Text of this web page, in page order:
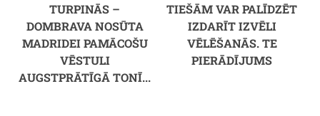
TURPINĀS –
DOMBRAVA NOSŪTA
MADRIDEI PAMĀCOŠU
VĒSTULI
AUGSTPRĀTĪGĀ TONĪ...
TIEŠĀM VAR PALĪDZĒT
IZDARĪT IZVĒLI
VĒLĒŠANĀS. TE
PIERĀDĪJUMS